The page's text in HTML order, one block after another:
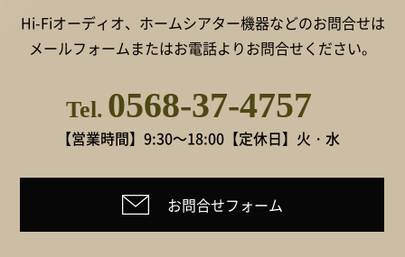
Hi-Fiオーディオ、ホームシアター機器などのお問合せは
メールフォームまたはお電話よりお問合せください。
Tel. 0568-37-4757
【営業時間】9:30～18:00【定休日】火・水
お問合せフォーム